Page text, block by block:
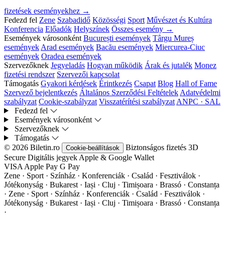
fizetések eseményekhez →
Fedezd fel Zene Szabadidő Közösségi Sport Művészet és Kultúra
Konferencia Előadók Helyszínek Összes esemény →
Események városonként București események Târgu Mureș
események Arad események Bacău események Miercurea-Ciuc
események Oradea események
Szervezőknek Jegyeladás Hogyan működik Árak és jutalék Monez
fizetési rendszer Szervezői kapcsolat
Támogatás Gyakori kérdések Érintkezés Csapat Blog Hall of Fame
Szervező bejelentkezés Általános Szerződési Feltételek Adatvédelmi
szabályzat Cookie-szabályzat Visszatérítési szabályzat ANPC · SAL
Fedezd fel
Események városonként
Szervezőknek
Támogatás
© 2026 Biletin.ro
Cookie-beállítások Biztonságos fizetés 3D
Secure Digitális jegyek Apple & Google Wallet
VISA Apple Pay G Pay
Zene · Sport · Színház · Konferenciák · Család · Fesztiválok ·
Jótékonyság · Bukarest · Iași · Cluj · Timișoara · Brassó · Constanța
· Zene · Sport · Színház · Konferenciák · Család · Fesztiválok ·
Jótékonyság · Bukarest · Iași · Cluj · Timișoara · Brassó · Constanța
·